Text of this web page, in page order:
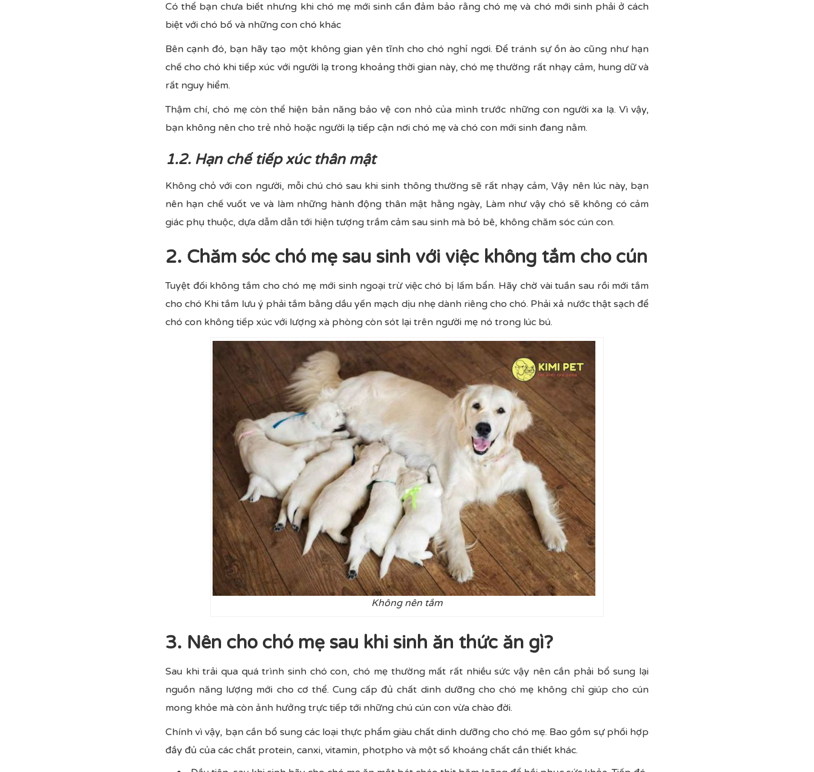
Có thể bạn chưa biết nhưng khi chó mẹ mới sinh cần đảm bảo rằng chó mẹ và chó mới sinh phải ở cách
biệt với chó bố và những con chó khác
Bên cạnh đó, bạn hãy tạo một không gian yên tĩnh cho chó nghỉ ngơi. Để tránh sự ồn ào cũng như hạn
chế cho chó khi tiếp xúc với người lạ trong khoảng thời gian này, chó mẹ thường rất nhạy cảm, hung dữ và
rất nguy hiểm.
Thậm chí, chó mẹ còn thể hiện bản năng bảo vệ con nhỏ của mình trước những con người xa lạ. Vì vậy,
bạn không nên cho trẻ nhỏ hoặc người lạ tiếp cận nơi chó mẹ và chó con mới sinh đang nằm.
1.2. Hạn chế tiếp xúc thân mật
Không chỏ với con người, mỗi chú chó sau khi sinh thông thường sẽ rất nhạy cảm, Vậy nên lúc này, bạn
nên hạn chế vuốt ve và làm những hành động thân mật hằng ngày, Làm như vậy chó sẽ không có cảm
giác phụ thuộc, dựa dẫm dẫn tới hiện tượng trầm cảm sau sinh mà bỏ bê, không chăm sóc cún con.
2. Chăm sóc chó mẹ sau sinh với việc không tắm cho cún
Tuyệt đối không tắm cho chó mẹ mới sinh ngoại trừ việc chó bị lấm bẩn. Hãy chờ vài tuần sau rồi mới tắm
cho chó Khi tắm lưu ý phải tắm bằng dầu yến mạch dịu nhẹ dành riêng cho chó. Phải xả nước thật sạch để
chó con không tiếp xúc với lượng xà phòng còn sót lại trên người mẹ nó trong lúc bú.
Không nên tắm
3. Nên cho chó mẹ sau khi sinh ăn thức ăn gì?
Sau khi trải qua quá trình sinh chó con, chó mẹ thường mất rất nhiều sức vậy nên cần phải bổ sung lại
nguồn năng lượng mới cho cơ thể. Cung cấp đủ chất dinh dưỡng cho chó mẹ không chỉ giúp cho cún
mong khỏe mà còn ảnh hưởng trực tiếp tới những chú cún con vừa chào đời.
Chính vì vậy, bạn cần bổ sung các loại thực phẩm giàu chất dinh dưỡng cho chó mẹ. Bao gồm sự phối hợp
đầy đủ của các chất protein, canxi, vitamin, photpho và một số khoáng chất cần thiết khác.